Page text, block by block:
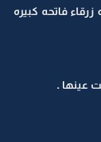
فاتحه كبيره
عينها .